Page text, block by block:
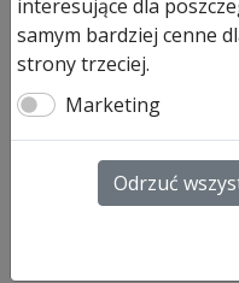
seria
III
Bi
Secure
Hormann SupraMatic
automat bez materiału
zestawie.
Napęd wymienny
radiowego, bez
Okres produkcji: 2014-
interesujące dla
samym bardziej cenne
strony trzeciej.
Marketing
Odrzuć